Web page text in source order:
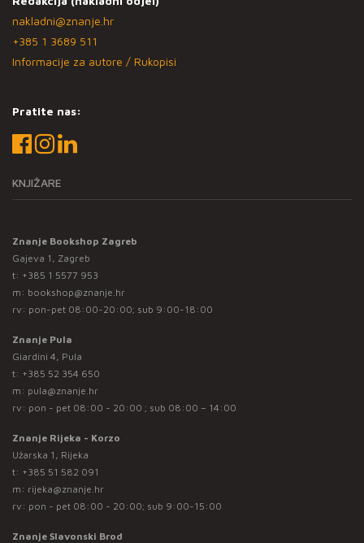
nakladni@znanje.hr
+385 1 3689 511
Informacije za autore / Rukopisi
Pratite nas:
KNJIŽARE
Znanje Bookshop Zagreb
Gajeva 1, Zagreb
t: +385 1 5577 953
m: bookshop@znanje.hr
rv: pon-pet 08:00-20:00; sub 9:00-18:00
Znanje Pula
Giardini 4, Pula
t: +385 52 354 650
m: pula@znanje.hr
rv: pon - pet 08:00 - 20:00 ; sub 08:00 – 14:00
Znanje Rijeka - Korzo
Užarska 1, Rijeka
t: +385 51 582 091
m: rijeka@znanje.hr
rv: pon - pet 08:00 - 20:00; sub 9:00-15:00
Znanje Slavonski Brod